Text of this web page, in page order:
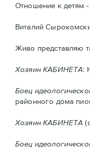
Отношение к детям -
Виталий
Живо представляю
Хозяин КАБИНЕТА:
Боец
районного дома
Хозяин КАБИНЕТА
Боец